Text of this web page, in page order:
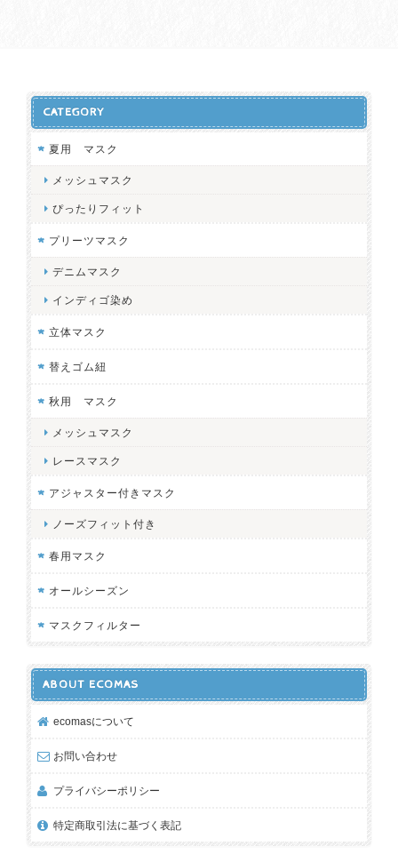
CATEGORY
夏用 マスク
メッシュマスク
ぴったりフィット
プリーツマスク
デニムマスク
インディゴ染め
立体マスク
替えゴム紐
秋用 マスク
メッシュマスク
レースマスク
アジャスター付きマスク
ノーズフィット付き
春用マスク
オールシーズン
マスクフィルター
ABOUT ECOMAS
ecomasについて
お問い合わせ
プライバシーポリシー
特定商取引法に基づく表記